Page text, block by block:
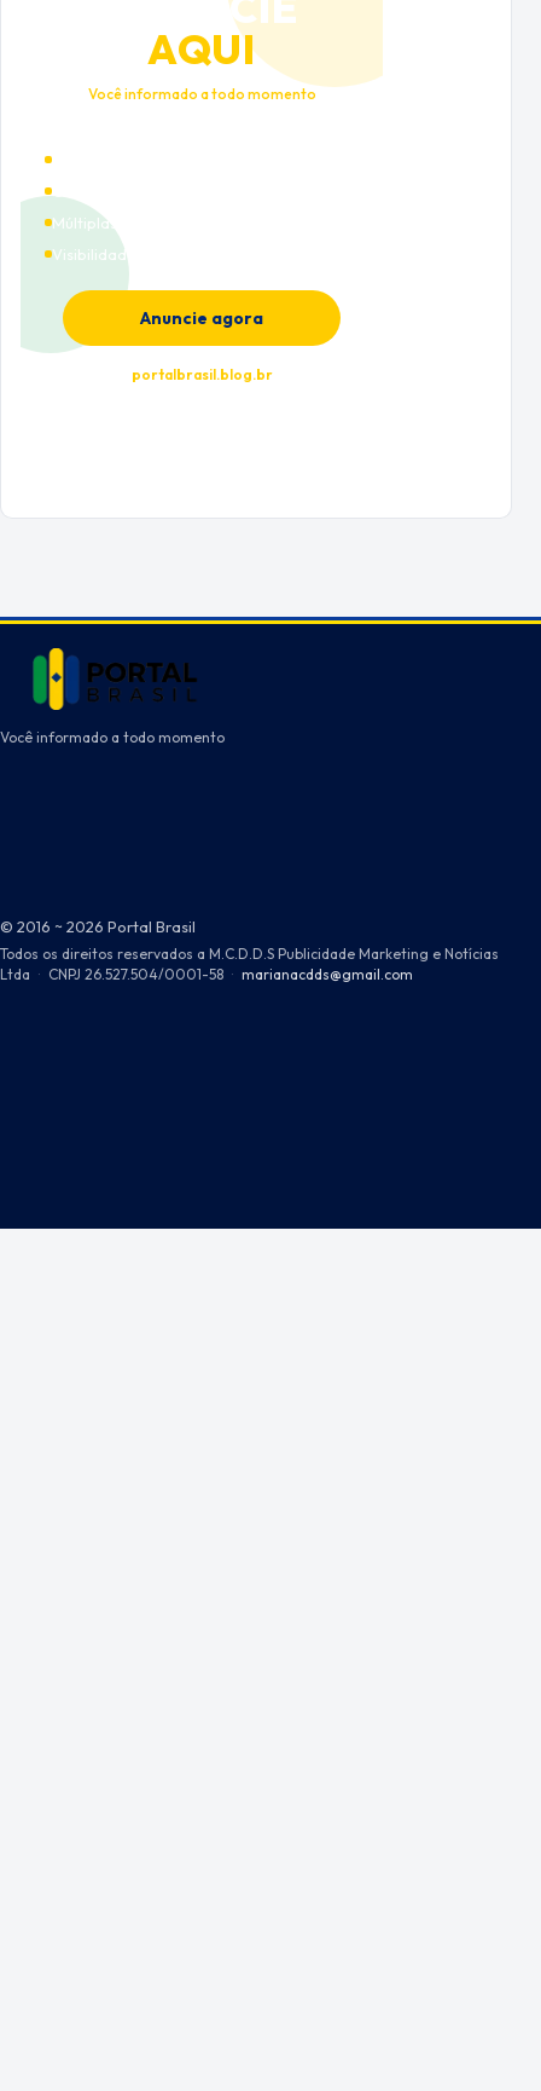
AQUI
Você informado a todo momento
Múltiplas categorias
Visibilidade premium
Anuncie agora
portalbrasil.blog.br
Você informado a todo momento
© 2016 ~ 2026 Portal Brasil
Todos os direitos reservados a M.C.D.D.S Publicidade Marketing e Notícias
Ltda · CNPJ 26.527.504/0001-58 · marianacdds@gmail.com